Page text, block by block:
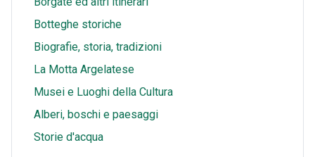
Botteghe storiche
Biografie, storia, tradizioni
La Motta Argelatese
Musei e Luoghi della Cultura
Alberi, boschi e paesaggi
Storie d'acqua